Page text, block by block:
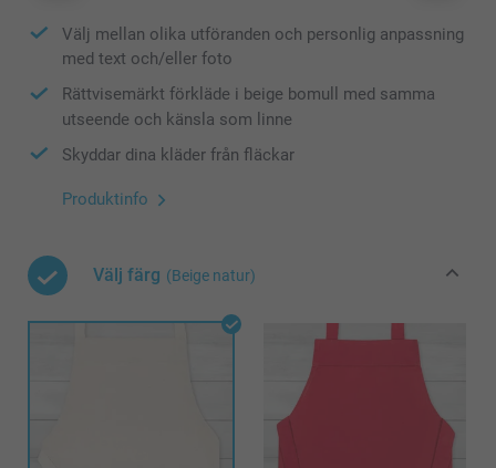
Välj mellan olika utföranden och personlig anpassning
med text och/eller foto
Rättvisemärkt förkläde i beige bomull med samma
utseende och känsla som linne
Skyddar dina kläder från fläckar
Produktinfo
Välj färg (Beige natur)